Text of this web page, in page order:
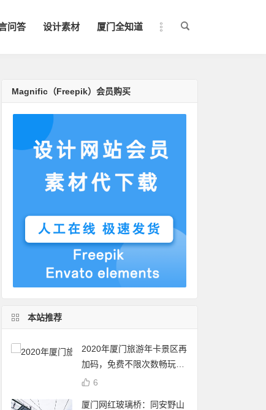
问答 设计素材 厦门全知道
Magnific（Freepik）会员购买
本站推荐
2020年厦门旅游年卡景区再
加码，免费不限次数畅玩24
个景点
6
厦门网红玻璃桥：同安野山